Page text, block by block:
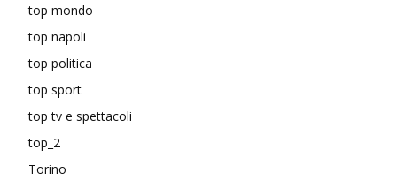
top mondo
top napoli
top politica
top sport
top tv e spettacoli
top_2
Torino